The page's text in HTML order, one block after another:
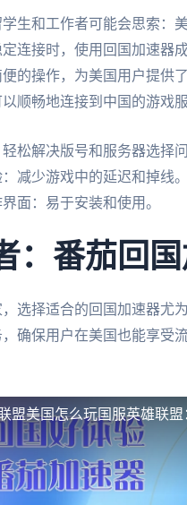
生和工作者可能会思索：
连接时，使用回国加速器
的操作，为美国用户提供
顺畅地连接到中国的游戏
松解决版号和服务器选择问
减少游戏中的延迟和掉线。
面：易于安装和使用。
：番茄回
选择适合的回国加速器尤
确保用户在美国也能享受
盟美国怎么玩国服英雄联